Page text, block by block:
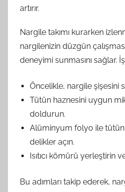
artırır.
Nargile takımı kurarken
nargilenizin düzgün
deneyimi sunmasını sağlar.
Öncelikle, nargile şişesini
Tütün haznesini uygun
doldurun.
Alüminyum folyo ile tütün
delikler açın.
Isıtıcı kömürü yerleştirin
Bu adımları takip ederek,